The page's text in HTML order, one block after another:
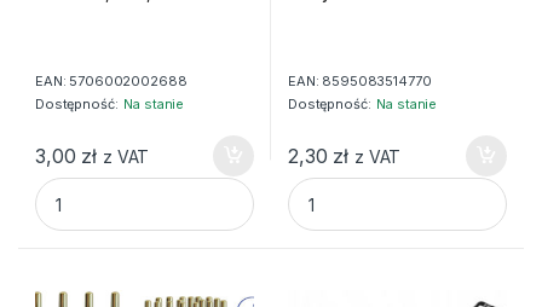
EAN: 5706002002688
Dostępność: Na stanie
3,00 zł z VAT
DŁUGOPIS AUTOMATYCZNY GR LINII: 0,7MM, quantity
EAN: 8595083514770
Dostępność: Na stanie
2,30 zł z VAT
Długopis automatyczny Koty